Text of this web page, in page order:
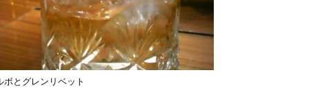
ボとグレンリベット